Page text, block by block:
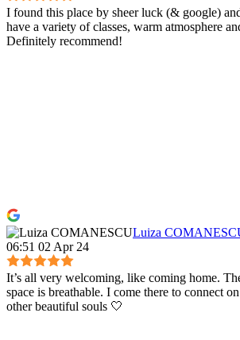
I found this place by sheer luck (& google)
have a variety of classes, warm atmosphere
Definitely recommend!
Luiza
06:51 02 Apr 24
It’s all very welcoming, like coming home.
space is breathable. I come there to connect
other beautiful souls 🤍